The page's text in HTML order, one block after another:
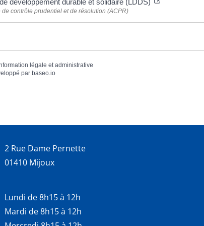
développement durable et solidaire (LDDS)
de contrôle prudentiel et de résolution (ACPR)
légale et administrative
par baseo.io
2 Rue Dame Pernette
01410 Mijoux
Lundi de 8h15 à 12h
Mardi de 8h15 à 12h